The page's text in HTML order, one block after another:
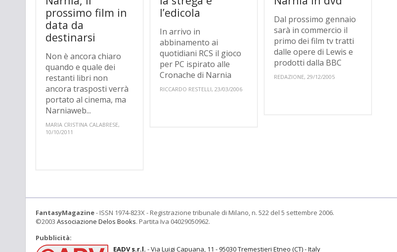
prossimo film in
data da
destinarsi
Non è ancora chiaro
quando e quale dei
restanti libri non
ancora trasposti verrà
portato al cinema, ma
Narniaweb...
MARIA CRISTINA CALABRESE,
10/10/2011
l’edicola
In arrivo in
abbinamento ai
quotidiani RCS il gioco
per PC ispirato alle
Cronache di Narnia
RICCARDO RESTELLI, 23/03/2006
Dal prossimo gennaio
sarà in commercio il
primo dei film tv tratti
dalle opere di Lewis e
prodotti dalla BBC
REDAZIONE, 29/12/2005
FantasyMagazine- ISSN 1974-823X - Registrazione tribunale di Milano, n. 522 del 5 settembre 2006.
©2003 Associazione Delos Books. Partita Iva 04029050962.
Pubblicità:
EADV s.r.l. - Via Luigi Capuana, 11 - 95030 Tremestieri Etneo (CT) - Italy